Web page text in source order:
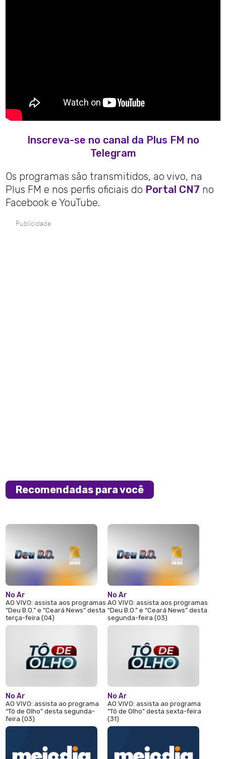
Inscreva-se no canal da Plus FM no
Telegram
Os programas são transmitidos, ao vivo, na
Plus FM e nos perfis oficiais do Portal CN7 no
Facebook e YouTube.
Publicidade
Recomendadas para você
No Ar
AO VIVO: assista aos programas
“Deu B.O.” e “Ceará News” desta
terça-feira (04)
No Ar
AO VIVO: assista ao programa
“Tô de Olho” desta segunda-
feira (03)
No Ar
AO VIVO: assista aos programas
“Deu B.O.” e “Ceará News” desta
segunda-feira (03)
No Ar
AO VIVO: assista ao programa
“Tô de Olho” desta sexta-feira
(31)